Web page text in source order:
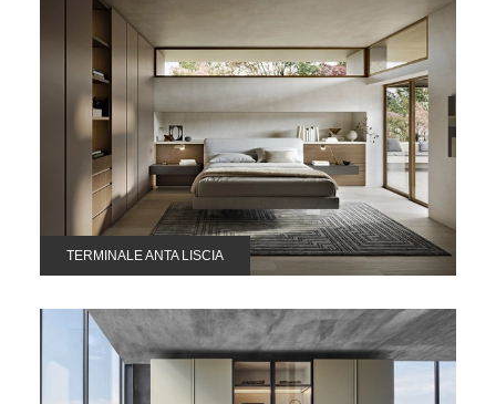
TERMINALE ANTA LISCIA